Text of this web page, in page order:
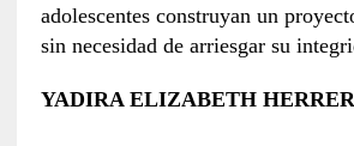
adolescentes construyan un
sin necesidad de arriesgar su
YADIRA ELIZABETH